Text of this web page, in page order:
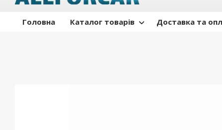
Головна Каталог товарів Доставка та